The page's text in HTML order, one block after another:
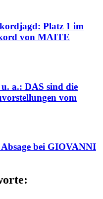
Platz 1 im
von MAITE
a.: DAS sind die
vom
bei GIOVANNI